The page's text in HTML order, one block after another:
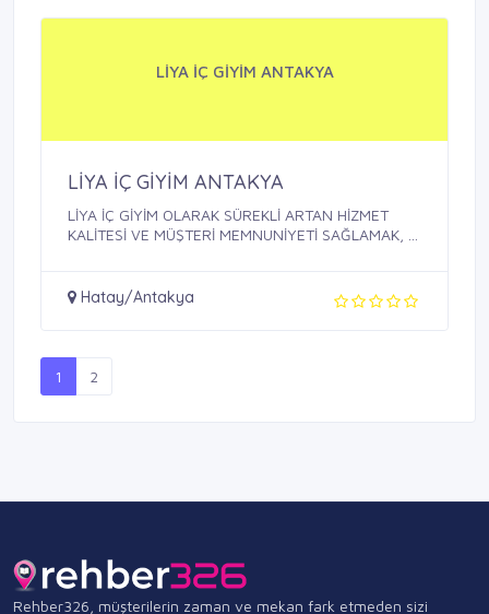
LİYA İÇ GİYİM ANTAKYA
LİYA İÇ GİYİM ANTAKYA
LİYA İÇ GİYİM OLARAK SÜREKLİ ARTAN HİZMET
KALİTESİ VE MÜŞTERİ MEMNUNİYETİ SAĞLAMAK, ...
Hatay/Antakya
1 2
Rehber326, müşterilerin zaman ve mekan fark etmeden sizi